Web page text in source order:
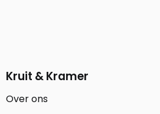
Kruit & Kramer
Over ons